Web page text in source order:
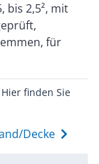
bis 2,5², mit
für
finden Sie
Decke